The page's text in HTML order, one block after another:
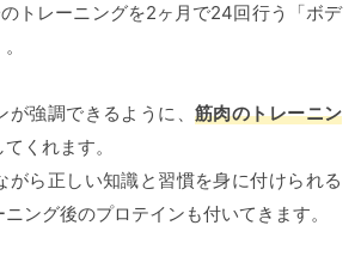
トレーニングを2ヶ月で24回行う「ボデ
が強調できるように、筋肉のトレーニン
てくれます。
がら正しい知識と習慣を身に付けられる
ング後のプロテインも付いてきます。